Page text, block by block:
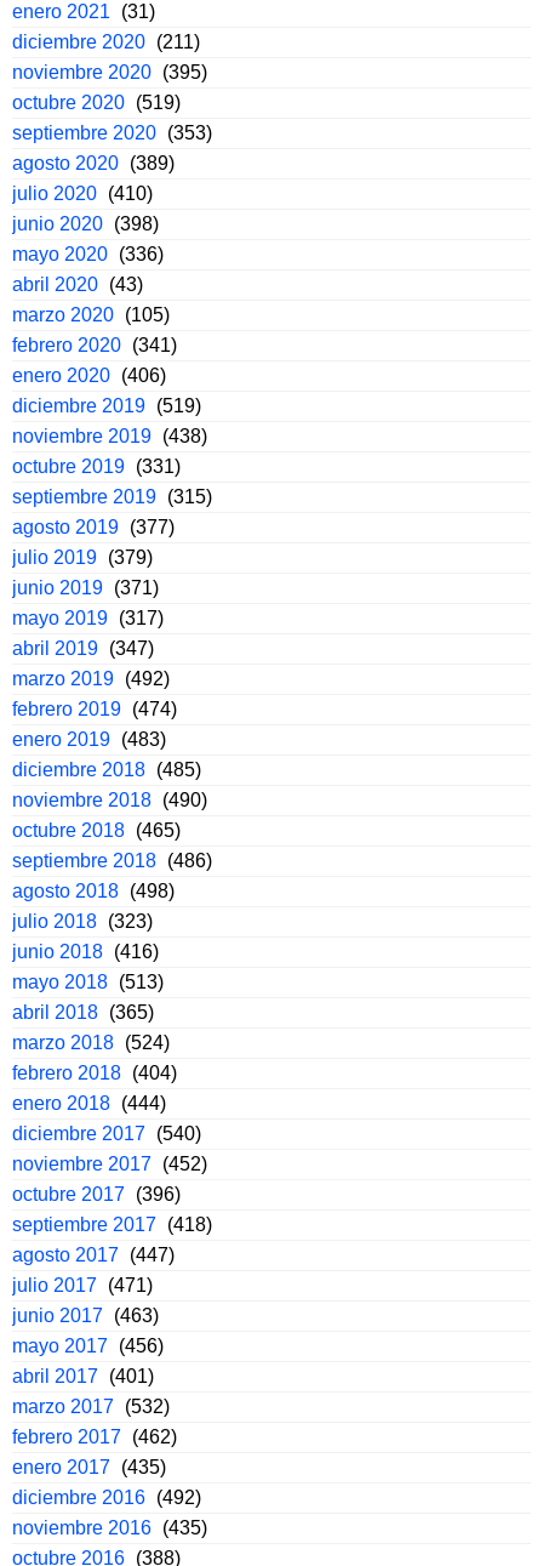
enero 2021
(31)
diciembre 2020 (211)
noviembre 2020 (395)
octubre 2020 (519)
septiembre 2020 (353)
agosto 2020 (389)
julio 2020 (410)
junio 2020 (398)
mayo 2020 (336)
abril 2020 (43)
marzo 2020 (105)
febrero 2020 (341)
enero 2020 (406)
diciembre 2019 (519)
noviembre 2019 (438)
octubre 2019 (331)
septiembre 2019 (315)
agosto 2019 (377)
julio 2019 (379)
junio 2019 (371)
mayo 2019 (317)
abril 2019 (347)
marzo 2019 (492)
febrero 2019 (474)
enero 2019 (483)
diciembre 2018 (485)
noviembre 2018 (490)
octubre 2018 (465)
septiembre 2018 (486)
agosto 2018 (498)
julio 2018 (323)
junio 2018 (416)
mayo 2018 (513)
abril 2018 (365)
marzo 2018 (524)
febrero 2018 (404)
enero 2018 (444)
diciembre 2017 (540)
noviembre 2017 (452)
octubre 2017 (396)
septiembre 2017 (418)
agosto 2017 (447)
julio 2017 (471)
junio 2017 (463)
mayo 2017 (456)
abril 2017 (401)
marzo 2017 (532)
febrero 2017 (462)
enero 2017 (435)
diciembre 2016 (492)
noviembre 2016 (435)
octubre 2016 (388)